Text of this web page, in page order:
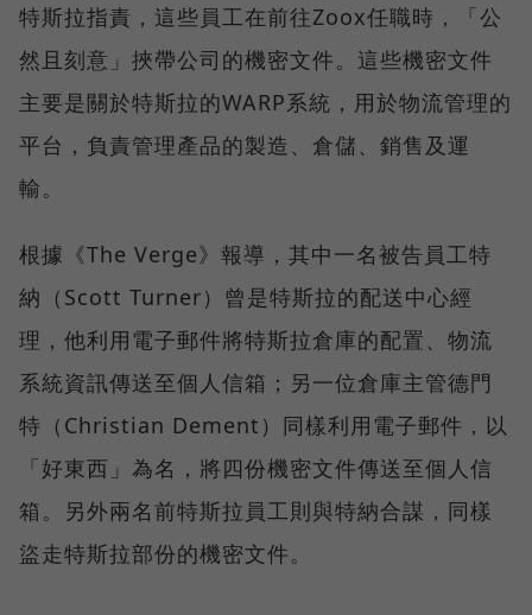
特斯拉指責，這些員工在前往Zoox任職時，「公
然且刻意」挾帶公司的機密文件。這些機密文件
主要是關於特斯拉的WARP系統，用於物流管理的
平台，負責管理產品的製造、倉儲、銷售及運
輸。
根據《The Verge》報導，其中一名被告員工特
納（Scott Turner）曾是特斯拉的配送中心經
理，他利用電子郵件將特斯拉倉庫的配置、物流
系統資訊傳送至個人信箱；另一位倉庫主管德門
特（Christian Dement）同樣利用電子郵件，以
「好東西」為名，將四份機密文件傳送至個人信
箱。另外兩名前特斯拉員工則與特納合謀，同樣
盜走特斯拉部份的機密文件。